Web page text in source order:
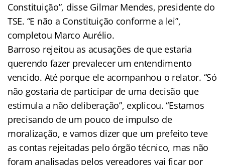
Constituição”, disse Gilmar Mendes, presidente do
TSE. “E não a Constituição conforme a lei”,
completou Marco Aurélio.
Barroso rejeitou as acusações de que estaria
querendo fazer prevalecer um entendimento
vencido. Até porque ele acompanhou o relator. “Só
não gostaria de participar de uma decisão que
estimula a não deliberação”, explicou. “Estamos
precisando de um pouco de impulso de
moralização, e vamos dizer que um prefeito teve
as contas rejeitadas pelo órgão técnico, mas não
foram analisadas pelos vereadores vai ficar por